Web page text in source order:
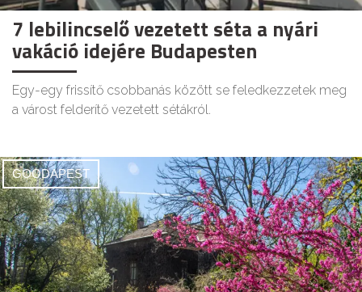
7 lebilincselő vezetett séta a nyári
vakáció idejére Budapesten
Egy-egy frissítő csobbanás között se feledkezzetek meg
a várost felderítő vezetett sétákról.
GOODAPEST